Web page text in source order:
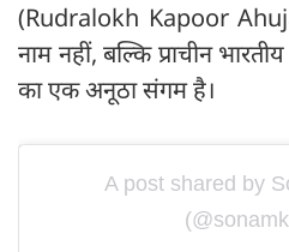
(Rudralokh Kapoor
नाम नहीं, बल्कि प्राचीन
का एक अनूठा संगम है।
A post shared by